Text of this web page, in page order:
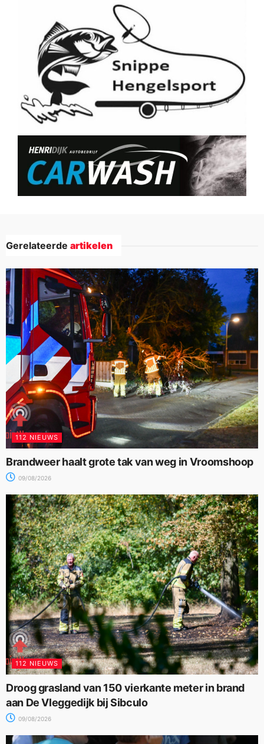
Gerelateerde artikelen
112 NIEUWS
Brandweer haalt grote tak van weg in Vroomshoop
09/08/2026
112 NIEUWS
Droog grasland van 150 vierkante meter in brand
aan De Vleggedijk bij Sibculo
09/08/2026